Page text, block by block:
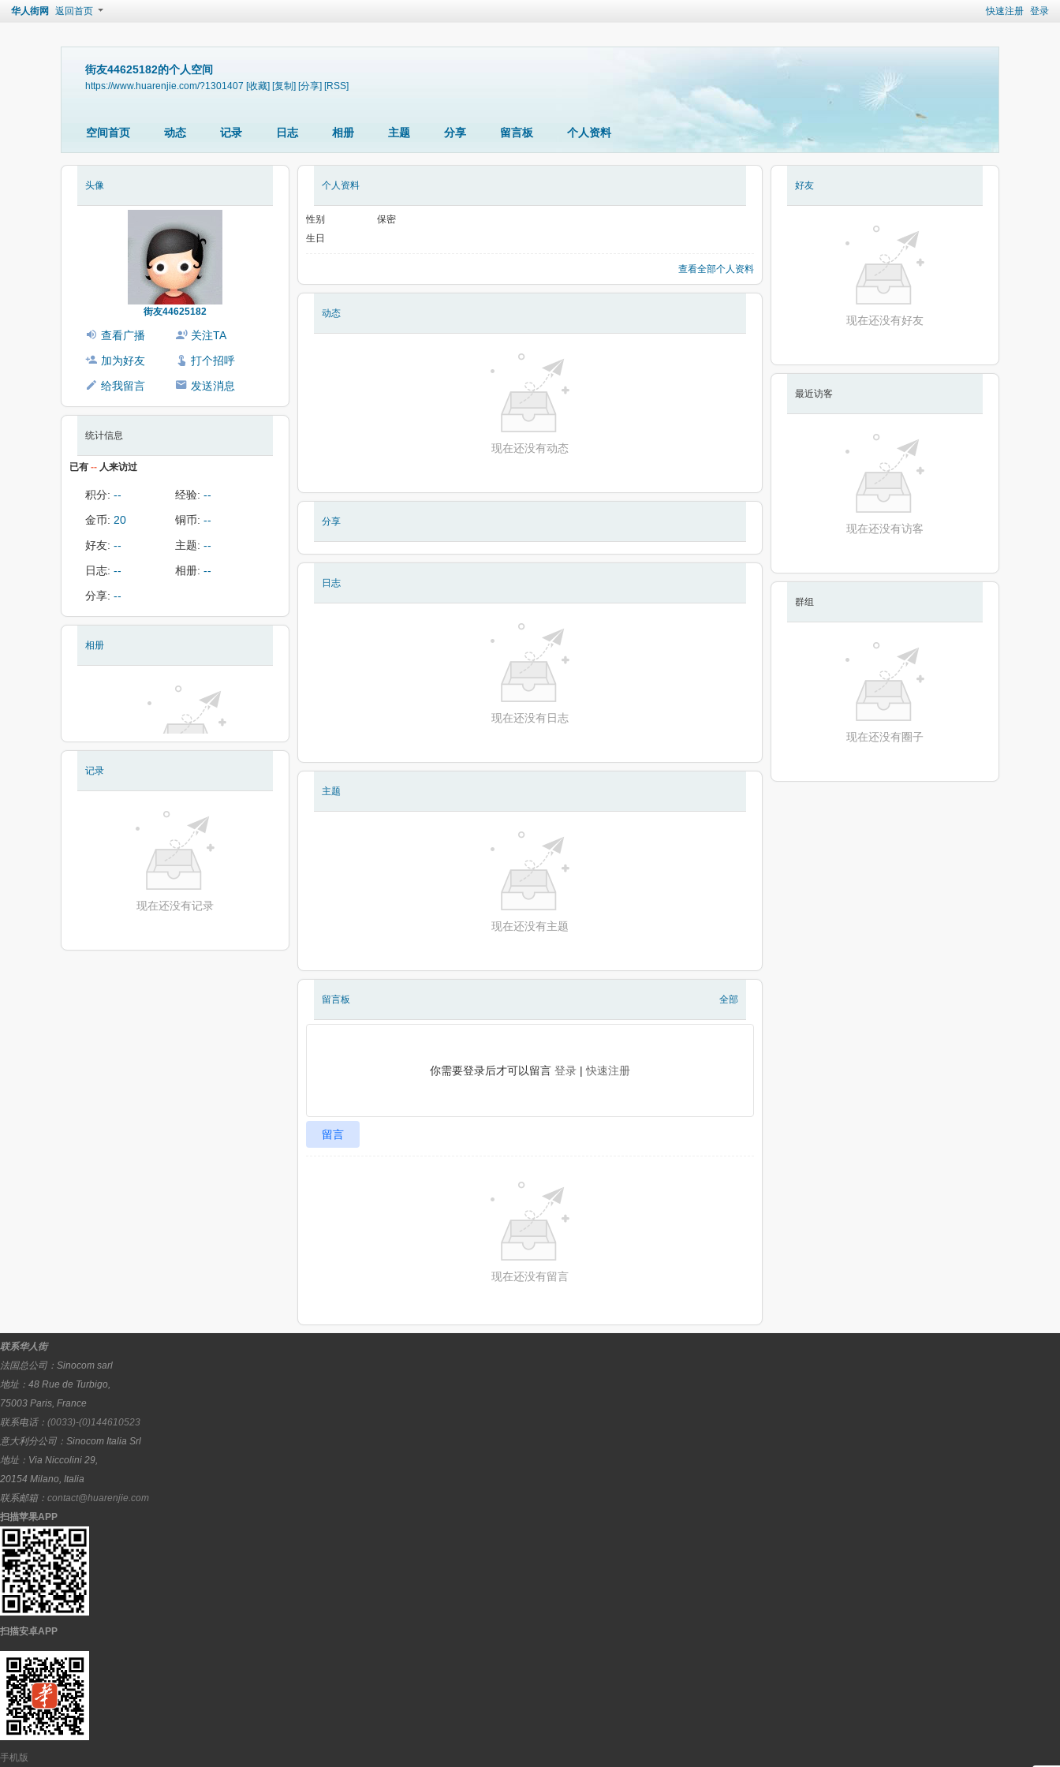
快速注册 登录
华人街网 返回首页
街友44625182的个人空间
https://www.huarenjie.com/?1301407 [收藏] [复制] [分享] [RSS]
空间首页 动态 记录 日志 相册 主题 分享 留言板 个人资料
头像
街友44625182
查看广播
关注TA
加为好友
打个招呼
给我留言
发送消息
统计信息
已有 -- 人来访过
积分: -- 经验: --
金币: 20 铜币: --
好友: -- 主题: --
日志: -- 相册: --
分享: --
相册
记录
现在还没有记录
个人资料
性别
保密
生日
查看全部个人资料
动态
现在还没有动态
分享
日志
现在还没有日志
主题
现在还没有主题
留言板 全部
你需要登录后才可以留言 登录 |快速注册
留言
现在还没有留言
好友
现在还没有好友
最近访客
现在还没有访客
群组
现在还没有圈子
联系华人街
法国总公司： Sinocom sarl
地址： 48 Rue de Turbigo,
75003 Paris, France
联系电话： (0033)-(0)144610523
意大利分公司： Sinocom Italia Srl
地址： Via Niccolini 29,
20154 Milano, Italia
联系邮箱： contact@huarenjie.com
扫描苹果APP
扫描安卓APP
手机版